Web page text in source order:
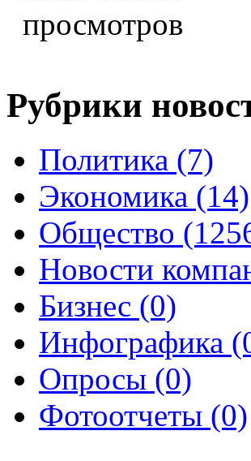
Рубрики
Политика (7)
Экономика (14)
Общество
Новости
Бизнес (0)
Инфографика
Опросы (0)
Фотоотчеты (0)